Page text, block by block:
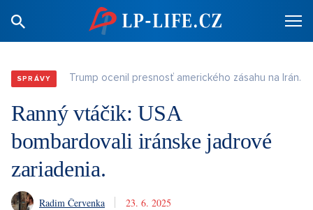
SPRÁVY Trump ocenil presnosť amerického zásahu na Irán.
Ranný vtáčik: USA
bombardovali iránske jadrové
zariadenia.
Radim Červenka 23. 6. 2025